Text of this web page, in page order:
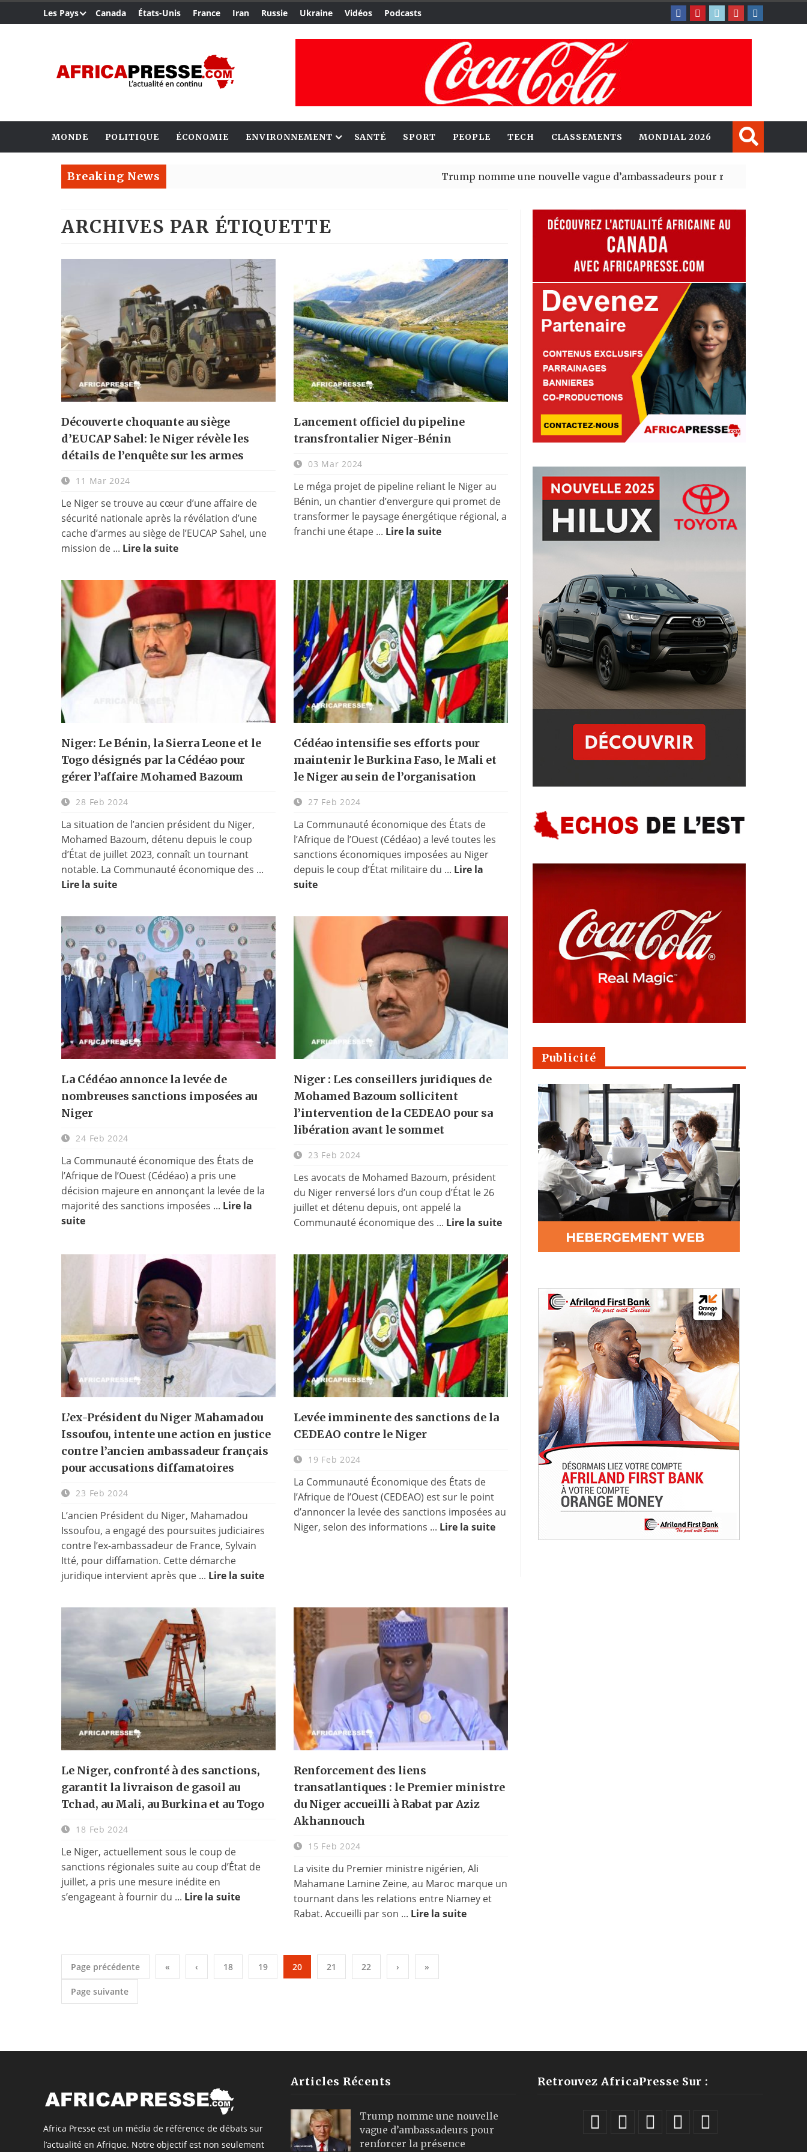
Les Pays Canada États-Unis France Iran Russie Ukraine Vidéos Podcasts
MONDE POLITIQUE ÉCONOMIE ENVIRONNEMENT SANTÉ SPORT PEOPLE TECH CLASSEMENTS MONDIAL 2026
Breaking News Trump nomme une nouvelle vague d’ambassadeurs pour renforcer la présence
ARCHIVES PAR ÉTIQUETTE
Découverte choquante au siège
d’EUCAP Sahel: le Niger révèle les
détails de l’enquête sur les armes
11 Mar 2024
Le Niger se trouve au cœur d’une affaire de
sécurité nationale après la révélation d’une
cache d’armes au siège de l’EUCAP Sahel, une
mission de ... Lire la suite
Lancement officiel du pipeline
transfrontalier Niger-Bénin
03 Mar 2024
Le méga projet de pipeline reliant le Niger au
Bénin, un chantier d’envergure qui promet de
transformer le paysage énergétique régional, a
franchi une étape ... Lire la suite
Niger: Le Bénin, la Sierra Leone et le
Togo désignés par la Cédéao pour
gérer l’affaire Mohamed Bazoum
28 Feb 2024
La situation de l’ancien président du Niger,
Mohamed Bazoum, détenu depuis le coup
d’État de juillet 2023, connaît un tournant
notable. La Communauté économique des ...
Lire la suite
Cédéao intensifie ses efforts pour
maintenir le Burkina Faso, le Mali et
le Niger au sein de l’organisation
27 Feb 2024
La Communauté économique des États de
l’Afrique de l’Ouest (Cédéao) a levé toutes les
sanctions économiques imposées au Niger
depuis le coup d’État militaire du ... Lire la
suite
La Cédéao annonce la levée de
nombreuses sanctions imposées au
Niger
24 Feb 2024
La Communauté économique des États de
l’Afrique de l’Ouest (Cédéao) a pris une
décision majeure en annonçant la levée de la
majorité des sanctions imposées ... Lire la
suite
Niger : Les conseillers juridiques de
Mohamed Bazoum sollicitent
l’intervention de la CEDEAO pour sa
libération avant le sommet
23 Feb 2024
Les avocats de Mohamed Bazoum, président
du Niger renversé lors d’un coup d’État le 26
juillet et détenu depuis, ont appelé la
Communauté économique des ... Lire la suite
L’ex-Président du Niger Mahamadou
Issoufou, intente une action en justice
contre l’ancien ambassadeur français
pour accusations diffamatoires
23 Feb 2024
L’ancien Président du Niger, Mahamadou
Issoufou, a engagé des poursuites judiciaires
contre l’ex-ambassadeur de France, Sylvain
Itté, pour diffamation. Cette démarche
juridique intervient après que ... Lire la suite
Levée imminente des sanctions de la
CEDEAO contre le Niger
19 Feb 2024
La Communauté Économique des États de
l’Afrique de l’Ouest (CEDEAO) est sur le point
d’annoncer la levée des sanctions imposées au
Niger, selon des informations ... Lire la suite
Le Niger, confronté à des sanctions,
garantit la livraison de gasoil au
Tchad, au Mali, au Burkina et au Togo
18 Feb 2024
Le Niger, actuellement sous le coup de
sanctions régionales suite au coup d’État de
juillet, a pris une mesure inédite en
s’engageant à fournir du ... Lire la suite
Renforcement des liens
transatlantiques : le Premier ministre
du Niger accueilli à Rabat par Aziz
Akhannouch
15 Feb 2024
La visite du Premier ministre nigérien, Ali
Mahamane Lamine Zeine, au Maroc marque un
tournant dans les relations entre Niamey et
Rabat. Accueilli par son ... Lire la suite
Page précédente « ‹ 18 19 20 21 22 › »
Page suivante
Publicité
Africa Presse est un média de référence de débats sur
l’actualité en Afrique. Notre objectif est non seulement
Articles Récents
Trump nomme une nouvelle
vague d’ambassadeurs pour
renforcer la présence
Retrouvez AfricaPresse Sur :